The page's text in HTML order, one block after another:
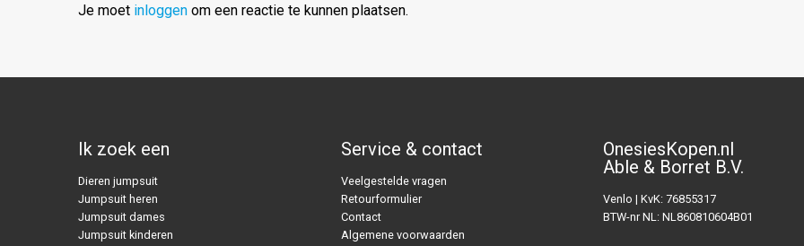
Je moet inloggen om een reactie te kunnen plaatsen.
Ik zoek een
Dieren jumpsuit
Jumpsuit heren
Jumpsuit dames
Jumpsuit kinderen
Service & contact
Veelgestelde vragen
Retourformulier
Contact
Algemene voorwaarden
OnesiesKopen.nl
Able & Borret B.V.
Venlo | KvK: 76855317
BTW-nr NL: NL860810604B01